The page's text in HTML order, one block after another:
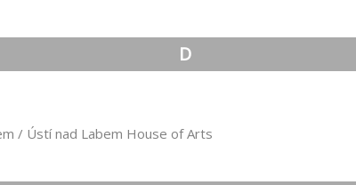
D
/ Ústí nad Labem House of Arts